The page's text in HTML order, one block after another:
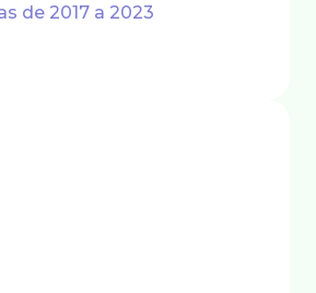
de 2017 a 2023